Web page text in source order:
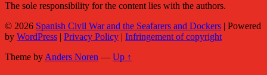
The sole responsibility for the content lies with the authors.
© 2026 Spanish Civil War and the Seafarers and Dockers | Powered
by WordPress | Privacy Policy | Infringement of copyright
Theme by Anders Noren — Up ↑